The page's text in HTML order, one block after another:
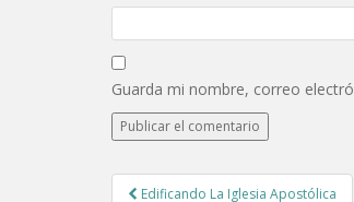
Guarda mi nombre, correo
PostEdificando La Iglesia Apostólica